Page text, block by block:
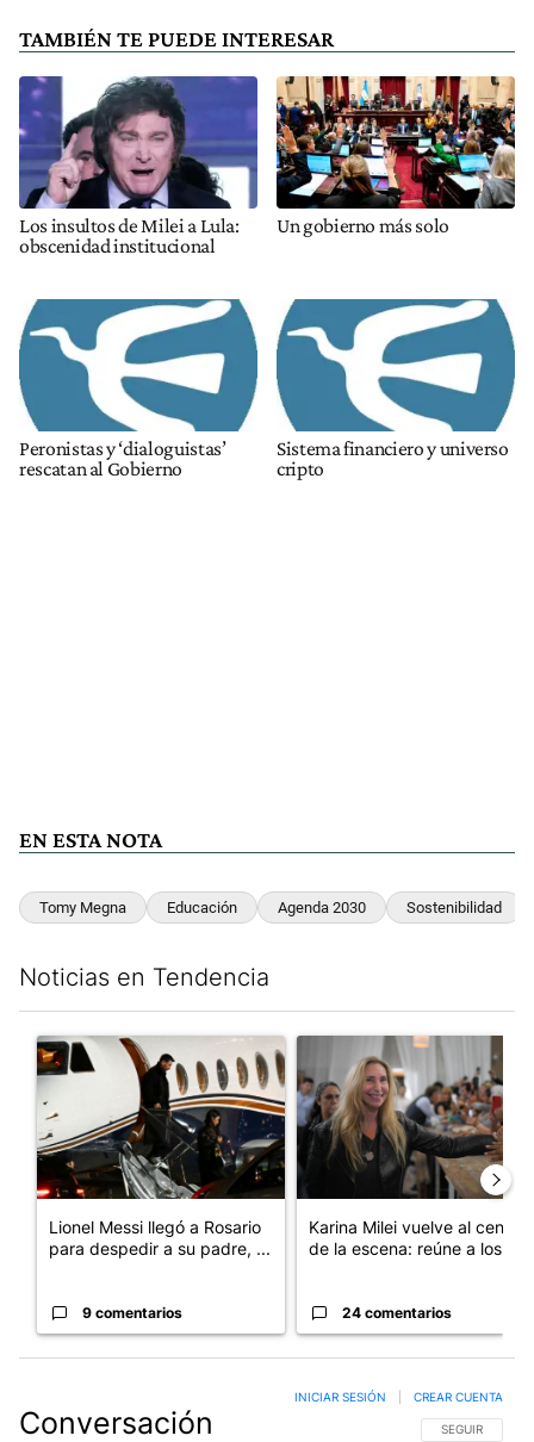
TAMBIÉN TE PUEDE INTERESAR
Los insultos de Milei a Lula:
obscenidad institucional
Un gobierno más solo
Peronistas y ‘dialoguistas’
rescatan al Gobierno
Sistema financiero y universo
cripto
EN ESTA NOTA
Tomy Megna Educación Agenda 2030 Sostenibilidad
Noticias en Tendencia
Un artículo de tendencia con el título "Lionel Messi llegó a
Lionel Messi llegó a Rosario
para despedir a su padre, ...
9 comentarios
Un artículo de tendencia
Karina Milei vuelve al centro
de la escena: reúne a los...
24 comentarios
Conversación SIGA ESTA
SEGUIR
INICIAR SESIÓN CREAR CUENTA